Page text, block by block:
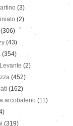
(3)
(2)
(306)
(43)
(354)
(2)
(452)
(162)
arcobaleno (11)
(319)